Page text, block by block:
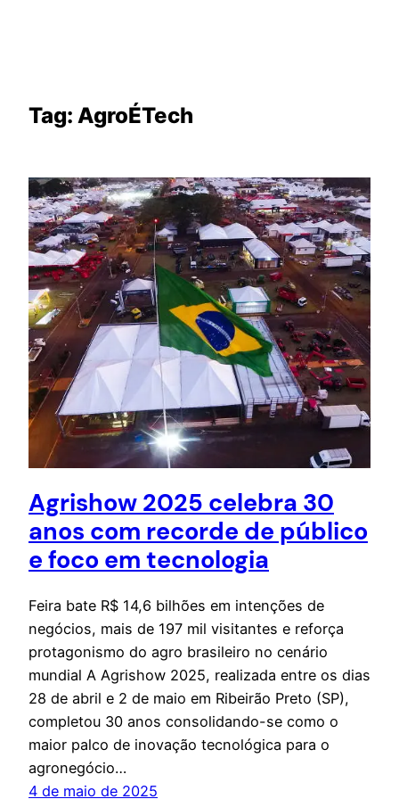
Tag: AgroÉTech
Agrishow 2025 celebra 30
anos com recorde de público
e foco em tecnologia
Feira bate R$ 14,6 bilhões em intenções de
negócios, mais de 197 mil visitantes e reforça
protagonismo do agro brasileiro no cenário
mundial A Agrishow 2025, realizada entre os dias
28 de abril e 2 de maio em Ribeirão Preto (SP),
completou 30 anos consolidando-se como o
maior palco de inovação tecnológica para o
agronegócio…
4 de maio de 2025